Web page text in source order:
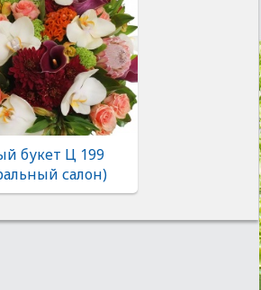
букет Ц 199
салон)